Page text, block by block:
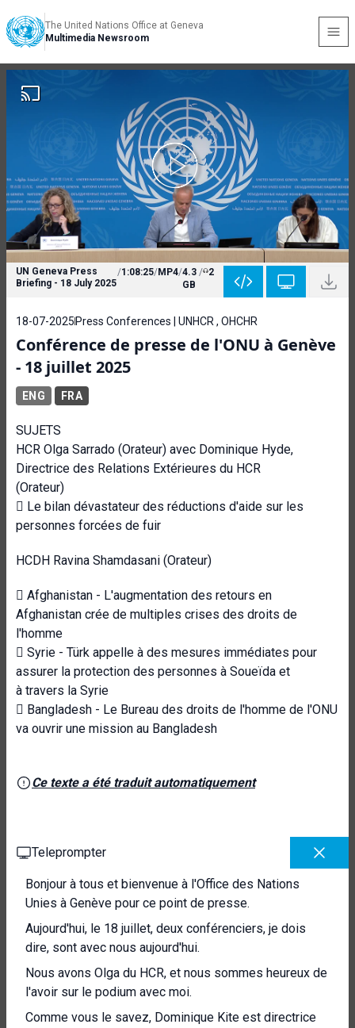
The United Nations Office at Geneva
Multimedia Newsroom
UN Geneva Press
Briefing - 18 July 2025
/1:08:25/MP4/4.3
GB
/ 2
18-07-2025 Press Conferences | UNHCR , OHCHR
Conférence de presse de l'ONU à Genève
- 18 juillet 2025
ENG FRA
SUJETS
HCR Olga Sarrado (Orateur) avec Dominique Hyde,
Directrice des Relations Extérieures du HCR
(Orateur)
 Le bilan dévastateur des réductions d'aide sur les
personnes forcées de fuir
HCDH Ravina Shamdasani (Orateur)
 Afghanistan - L'augmentation des retours en
Afghanistan crée de multiples crises des droits de
l'homme
 Syrie - Türk appelle à des mesures immédiates pour
assurer la protection des personnes à Soueïda et
à travers la Syrie
 Bangladesh - Le Bureau des droits de l'homme de l'ONU
va ouvrir une mission au Bangladesh
Ce texte a été traduit automatiquement
Teleprompter
Bonjour à tous et bienvenue à l'Office des Nations
Unies à Genève pour ce point de presse.
Aujourd'hui, le 18 juillet, deux conférenciers, je dois
dire, sont avec nous aujourd'hui.
Nous avons Olga du HCR, et nous sommes heureux de
l'avoir sur le podium avec moi.
Comme vous le savez, Dominique Kite est directrice